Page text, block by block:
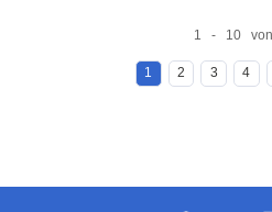
1 - 10
1 2 3 4